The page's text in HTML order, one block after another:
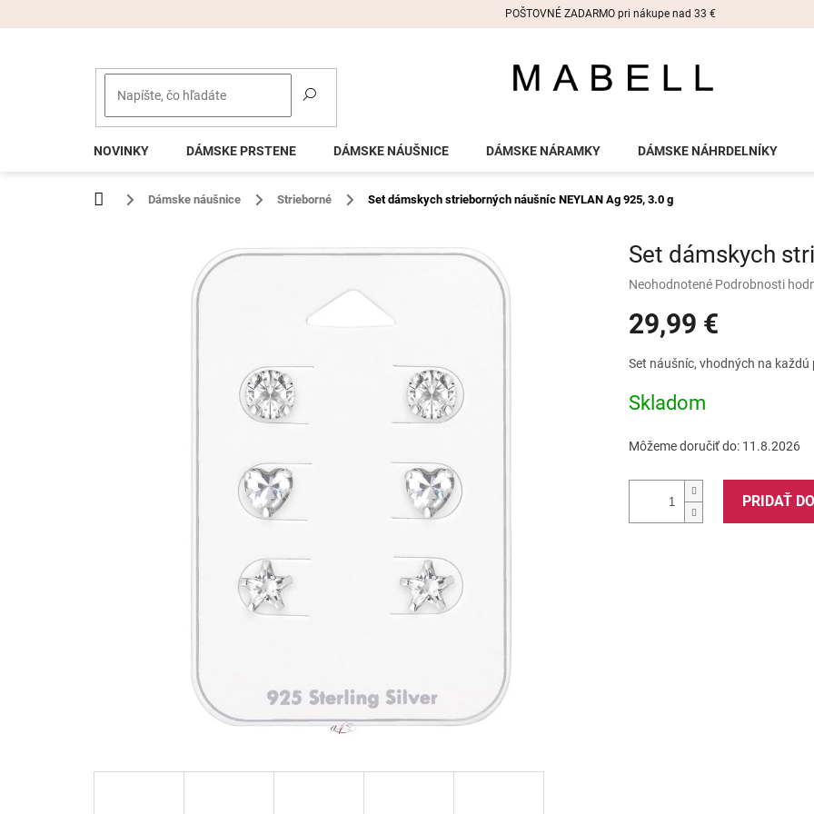
POŠTOVNÉ ZADARMO pri nákupe nad 33 €
NOVINKY DÁMSKE PRSTENE DÁMSKE NÁUŠNICE DÁMSKE NÁRAMKY DÁMSKE NÁHRDELNÍKY
Domov Dámske náušnice Strieborné Set dámskych strieborných náušníc NEYLAN Ag 925, 3.0 g
Set dámskych
Priemerné
produktu
je
z
hviezdičiek.
Neohodnotené Podrobnosti
29,99 €
cena:
Set náušníc, vhodných na každú
Skladom
Môžeme doručiť do: 11.8.2026
PRIDAŤ